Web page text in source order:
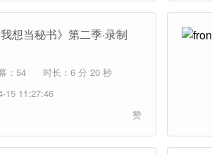
想当秘书》第二季·录制
：54
时长：6 分 20 秒
15 11:27:46
赞